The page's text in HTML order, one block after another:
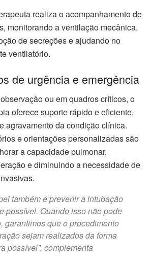
realiza o acompanhamento de
monitorando a ventilação mecânica,
de secreções e ajudando no
ventilatório.
de urgência e emergência
ou em quadros críticos, o
oferece suporte rápido e eficiente,
agravamento da condição clínica.
e orientações personalizadas são
a capacidade pulmonar,
e diminuindo a necessidade de
também é prevenir a intubação
possível. Quando isso não pode
garantimos que o procedimento
sejam realizados da forma
possível”, complementa